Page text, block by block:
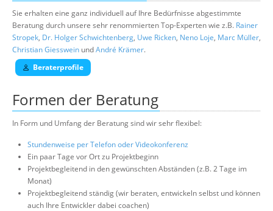
Sie erhalten eine ganz individuell auf Ihre Bedürfnisse abgestimmte
Beratung durch unsere sehr renommierten Top-Experten wie z.B. Rainer
Stropek, Dr. Holger Schwichtenberg, Uwe Ricken, Neno Loje, Marc Müller,
Christian Giesswein undAndré Krämer.
Beraterprofile
Formen der Beratung
In Form und Umfang der Beratung sind wir sehr flexibel:
Stundenweise per Telefon oder Videokonferenz
Ein paar Tage vor Ort zu Projektbeginn
Projektbegleitend in den gewünschten Abständen (z.B. 2 Tage im
Monat)
Projektbegleitend ständig (wir beraten, entwickeln selbst und können
auch Ihre Entwickler dabei coachen)